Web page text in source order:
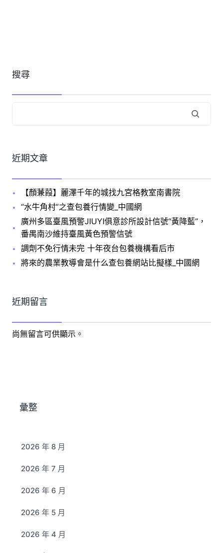
搜尋
近期文章
【顏蒹葭】麗澤千年的城找九宮格教室南書院
“水牛角村”之查包養行情變_中國網
廣州多區臺風預警JIUYI俱意診所設計信號“黃降藍”，
番禺南沙維持臺風黃色預警信號
調劑不免行情未完 十年夜台包養機構看后市
將來的農業教導會是什么查包養網站比擬樣_中國網
近期留言
尚無留言可供顯示。
彙整
2026 年 8 月
2026 年 7 月
2026 年 6 月
2026 年 5 月
2026 年 4 月